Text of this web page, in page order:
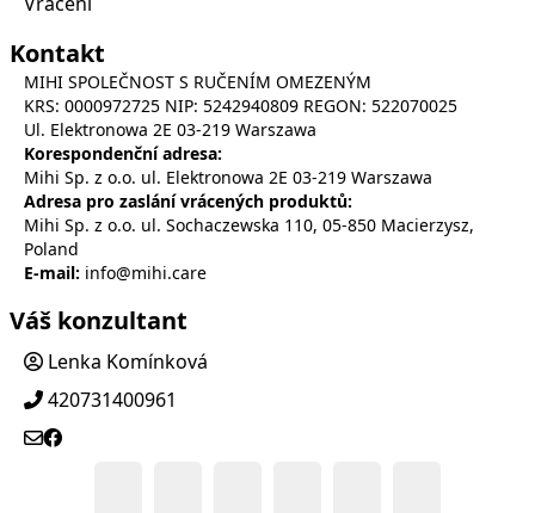
Kontakt
MIHI SPOLEČNOST S RUČENÍM OMEZENÝM
KRS: 0000972725 NIP: 5242940809 REGON: 522070025
Ul. Elektronowa 2Е 03-219 Warszawa
Korespondenční adresa:
Mihi Sp. z o.o. ul. Elektronowa 2Е 03-219 Warszawa
Adresa pro zaslání vrácených produktů:
Mihi Sp. z o.o. ul. Sochaczewska 110, 05-850 Macierzysz,
Poland
E-mail: info@mihi.care
Váš konzultant
Lenka Komínková
420731400961